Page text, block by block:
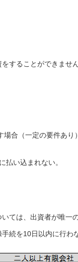
することができま
合（一定の要件あり
払い込まれない。
ては、出資者が唯
続を10日以内に行わ